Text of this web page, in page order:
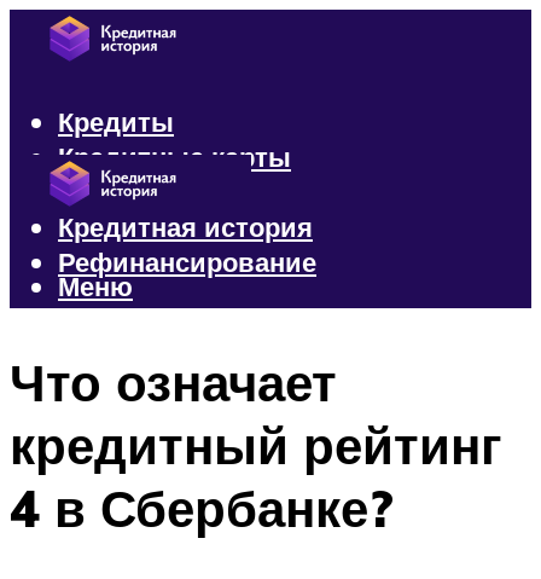
Кредиты
Кредитные карты
Микрозаймы
Кредитная история
Рефинансирование
Меню
Что означает
кредитный рейтинг
4 в Сбербанке?